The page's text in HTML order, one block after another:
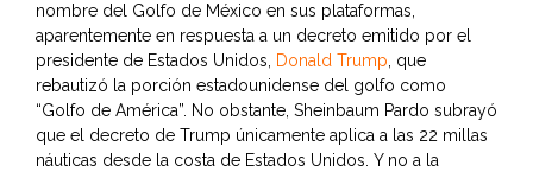
nombre del Golfo de México en sus plataformas,
aparentemente en respuesta a un decreto emitido por el
presidente de Estados Unidos, Donald Trump, que
rebautizó la porción estadounidense del golfo como
“Golfo de América”. No obstante, Sheinbaum Pardo subrayó
que el decreto de Trump únicamente aplica a las 22 millas
náuticas desde la costa de Estados Unidos. Y no a la